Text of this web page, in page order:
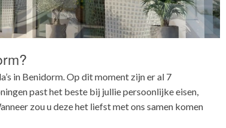
in Benidorm. Op dit moment zijn er al 7
past het beste bij jullie persoonlijke eisen,
zou u deze het liefst met ons samen komen